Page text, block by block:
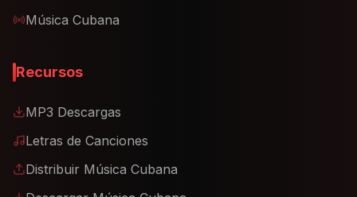
Música Cubana
Recursos
MP3 Descargas
Letras de Canciones
Distribuir Música Cubana